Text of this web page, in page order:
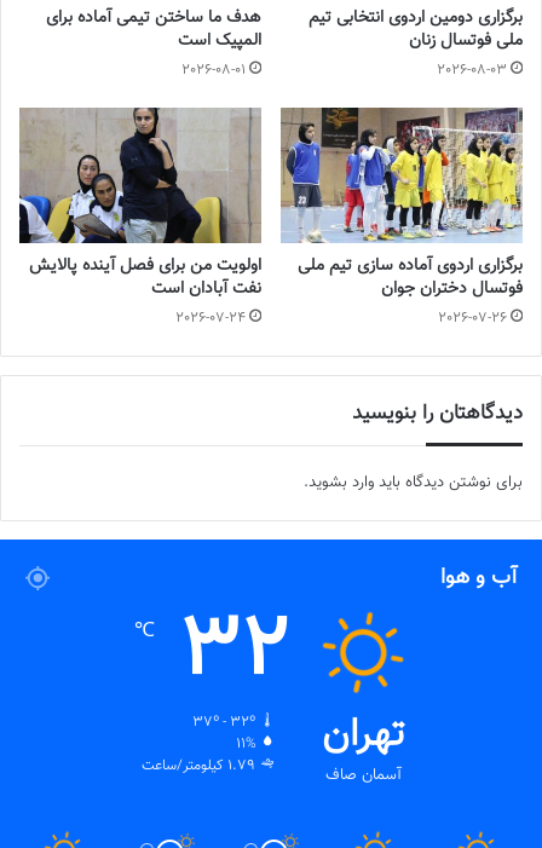
برگزاری دومین اردوی انتخابی تیم
ملی فوتسال زنان
2026-08-03
هدف ما ساختن تیمی آماده برای
المپیک است
2026-08-01
برگزاری اردوی آماده سازی تیم ملی
فوتسال دختران جوان
2026-07-26
اولویت من برای فصل آینده پالایش
نفت آبادان است
2026-07-24
دیدگاهتان را بنویسید
برای نوشتن دیدگاه باید وارد بشوید.
آب و هوا
تهران
آسمان صاف
32
℃
37º - 32º
11%
1.79 کیلومتر/ساعت